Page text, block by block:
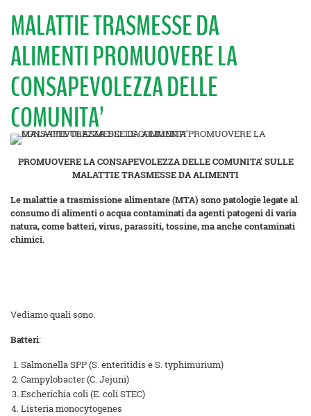
MALATTIE TRASMESSE DA
ALIMENTI PROMUOVERE LA
CONSAPEVOLEZZA DELLE
COMUNITA’
PROMUOVERE LA CONSAPEVOLEZZA DELLE COMUNITA’ SULLE
MALATTIE TRASMESSE DA ALIMENTI
Le malattie a trasmissione alimentare (MTA) sono patologie legate al
consumo di alimenti o acqua contaminati da agenti patogeni di varia
natura, come batteri, virus, parassiti, tossine, ma anche contaminati
chimici.
Vediamo quali sono.
Batteri:
Salmonella SPP (S. enteritidis e S. typhimurium)
Campylobacter (C. Jejuni)
Escherichia coli (E. coli STEC)
Listeria monocytogenes